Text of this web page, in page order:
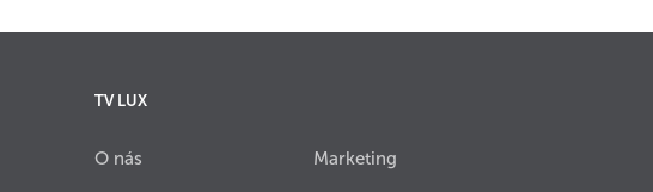
TV LUX
O nás Marketing